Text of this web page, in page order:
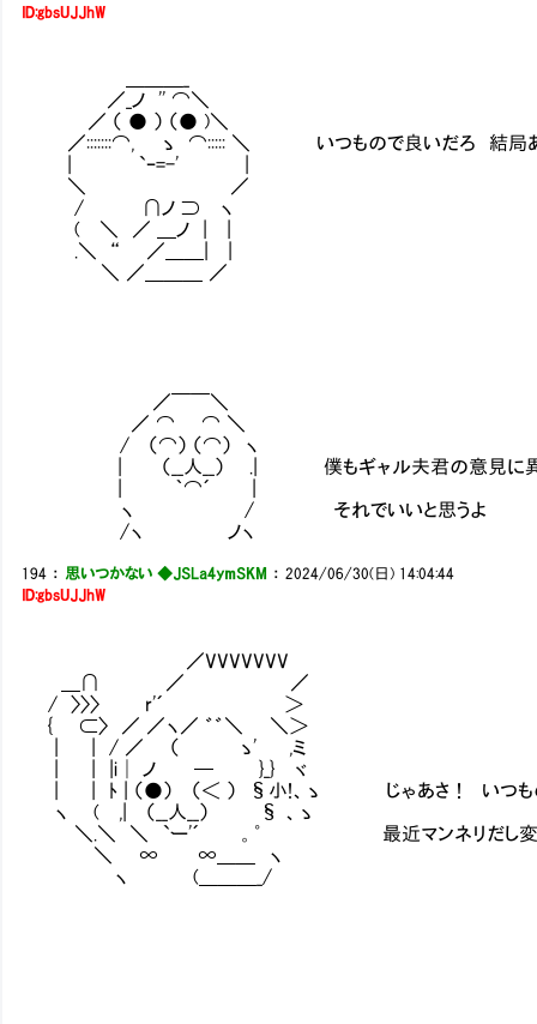
ID:gbsUJJhW
／_ノ '' ⌒＼
／ （ ● ） （● )＼
／:::::::⌒, ゝ ⌒::::: ＼ いつもので良いだろ 結局あそ
| `ｰ=-' |
＼ ／
/ ∩ノ ⊃ ヽ
( ＼ ／ ＿ノ | |
.＼ “ ／＿＿| |
＼ ／＿＿＿ ／
／￣￣＼
／ ⌒ ⌒ ＼
/ （⌒） （⌒） ヽ
| （__人__） .| 僕もギャル夫君の意見に異
| ｀⌒´ |
ヽ / それでいいと思うよ
/ヽ ノヽ
194 ： 思いつかない ◆JSLa4ymSKM ：2024/06/30(日) 14:04:44
ID:gbsUJJhW
／VVVVVVVⅥ
＿∩ ／ ／
/ 〉〉〉 r'´ ＞
{ ⊂〉 ／ ／ヽ／ ゛゛＼ ＼＞
| | / ／ （ ゝ' ,ミ
| | |i│ ノ ─ }_} ヾ
| | ﾄ | （●） （＜ ） §小!、ゝ じゃあさ！ いつもの３
ヽ ( ,| （__人__） § 、ゝ
＼.＼ ＼ `ー'´ 。゜ 最近マンネリだし変化が
＼ ∞ ∞＿＿ ヽ
ヽ (＿＿＿_/